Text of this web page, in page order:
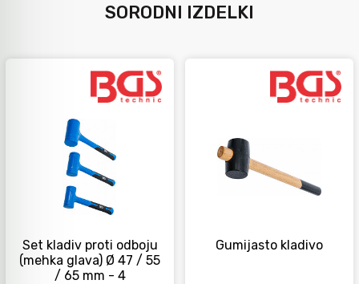
SORODNI IZDELKI
Set kladiv proti odboju
(mehka glava) Ø 47 / 55
/ 65 mm - 4
Gumijasto kladivo